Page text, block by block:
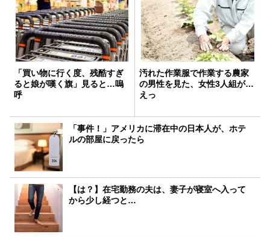
「買い物に行く度、残酷すぎ
ると娘が嘆く旗」見ると…嗚
呼
汚れた作業服で作業する農家
の男性を見た、女性3人組が…
えっ
「事件！」アメリカに滞在中の日本人が、ホテ
ルの部屋に戻ったら
【は？】在宅勤務の夫は、妻子が寝室へ入って
から少し経つと…